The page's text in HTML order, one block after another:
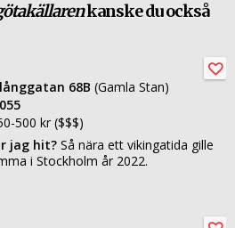
kanske du också
68B (Gamla Stan)
500 kr ($$$)
jag hit? Så nära ett vikingatida gille
i Stockholm år 2022.